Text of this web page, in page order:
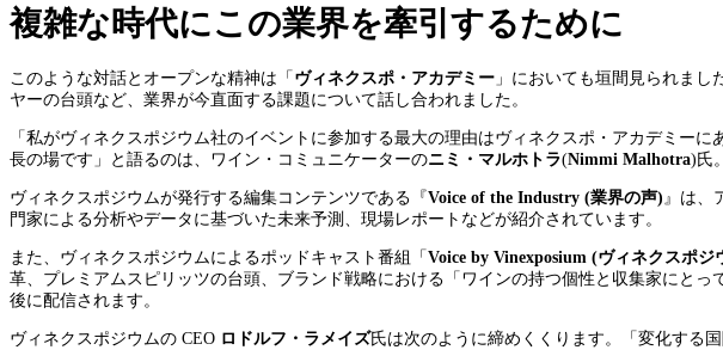
複雑な時代にこの業界を牽引するために
このような対話とオープンな精神は「 ヴィネクスポ・アカデミー 」においても垣間見られまし
ヤーの台頭など、業界が今直面する課題について話し合われました。
「私がヴィネクスポジウム社のイベントに参加する最大の理由はヴィネクスポ・アカデミー
長の場です」と語るのは、ワイン・コミュニケーターのニミ・マルホトラ(Nimmi Malhotra)氏。
ヴィネクスポジウムが発行する編集コンテンツである『Voice of the Industry (業界の声)』は、
門家による分析やデータに基づいた未来予測、現場レポートなどが紹介されています。
また、ヴィネクスポジウムによるポッドキャスト番組「 Voice by Vinexposium (ヴィネクスポジ
革、プレミアムスピリッツの台頭、ブランド戦略における「ワインの持つ個性と収集家にと
後に配信されます。
ヴィネクスポジウムの CEO ロドルフ・ラメイズ氏は次のように締めくくります。「変化する